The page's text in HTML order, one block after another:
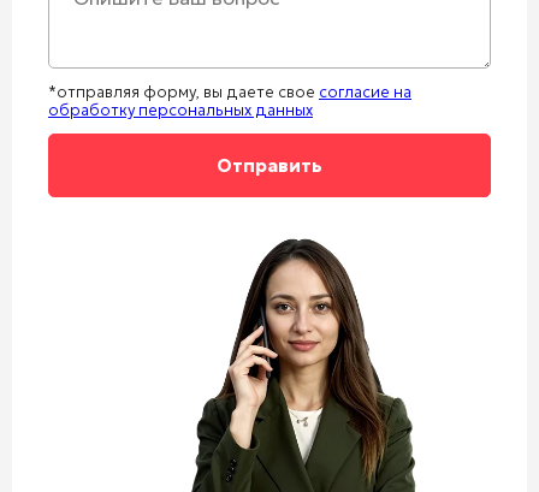
*отправляя форму, вы даете свое согласие на
обработку персональных данных